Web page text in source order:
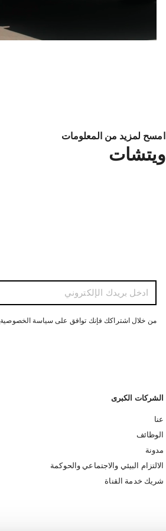
امسح لمزيد من المعلومات
ويتشات
من خلال اشتراكك فإنك توافق على سياسة الخصوصية
الشركات الكبرى
عنا
الوظائف
مدونة
الالتزام البيئي والاجتماعي والحوكمة
شريك خدمة القناة